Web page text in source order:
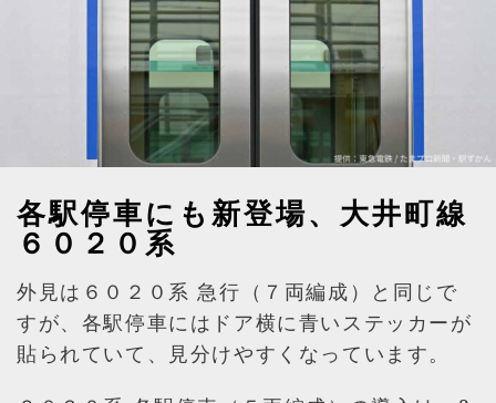
各駅停車にも新登場、大井町線
６０２０系
外見は６０２０系 急行（７両編成）と同じで
すが、各駅停車にはドア横に青いステッカーが
貼られていて、見分けやすくなっています。